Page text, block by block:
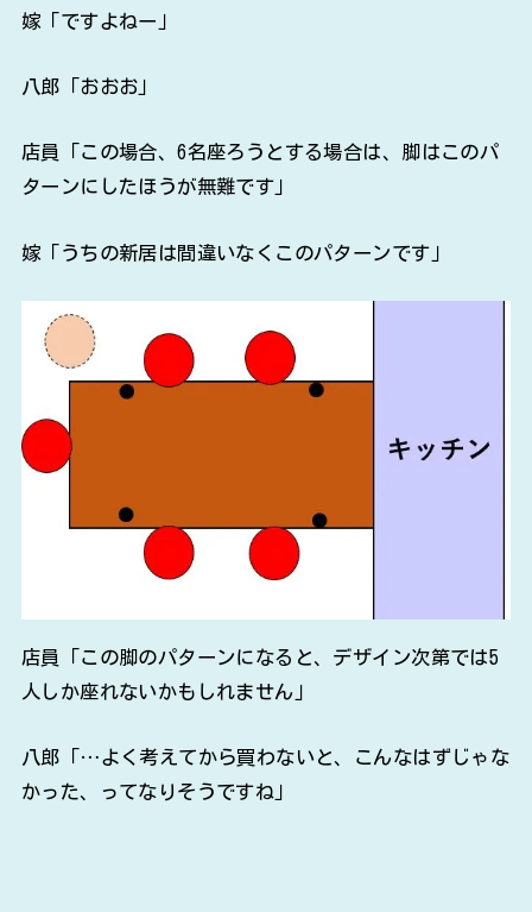
嫁「ですよねー」
八郎「おおお」
店員「この場合、6名座ろうとする場合は、脚はこのパ
ターンにしたほうが無難です」
嫁「うちの新居は間違いなくこのパターンです」
店員「この脚のパターンになると、デザイン次第では5
人しか座れないかもしれません」
八郎「…よく考えてから買わないと、こんなはずじゃな
かった、ってなりそうですね」